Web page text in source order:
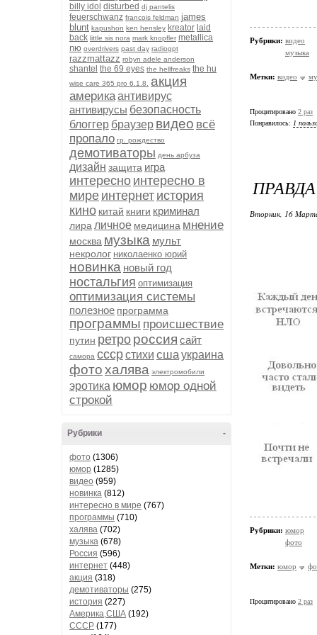
billy idol disturbed dj pantelis
feuerschwanz francois feldman james
blunt kapushon ken hensley kreator laid
back little sis nora mark knopfler metallica
nю overdrivers past day radiogpt
razzmattazz robyn adele anderson
shantel the 69 eyes the hellfreaks the hu
wise care 365 pro 6.1.8. акция
америкаантивирус
антивирусы безопасность
блоггер браузер видео всё
пропало гр. рождество
демотиваторы день арбуза
дизайн защита игра
интересно интересно в
мире интернет история
кино китай книги криминал
лира личное медицина мнение
москва музыка мульт
некролог николаенко юрий
новинка новый год
ностальгия оптимизация
оптимизация системы
полезное программа
программы происшествие
путин ретро россия сайт
самора сссрстихи сшаукраина
фотохалява электромобили
эротика юмор юмор одной
строкой
-
Рубрики
фото (1306)
юмор (1285)
видео (959)
новинка (812)
интересно в мире (767)
программы (710)
халява (702)
музыка (678)
Россия (596)
интернет (448)
акция (318)
демотиваторы (275)
история (227)
Америка,США (192)
СССР (177)
Рубрики: видео
музыка
Метки: видео
Процитировано 2 раз
Понравилось: 1
Вторник, 16
Рубрики: юмор
фото
Метки: юмор
Процитировано 2 раз